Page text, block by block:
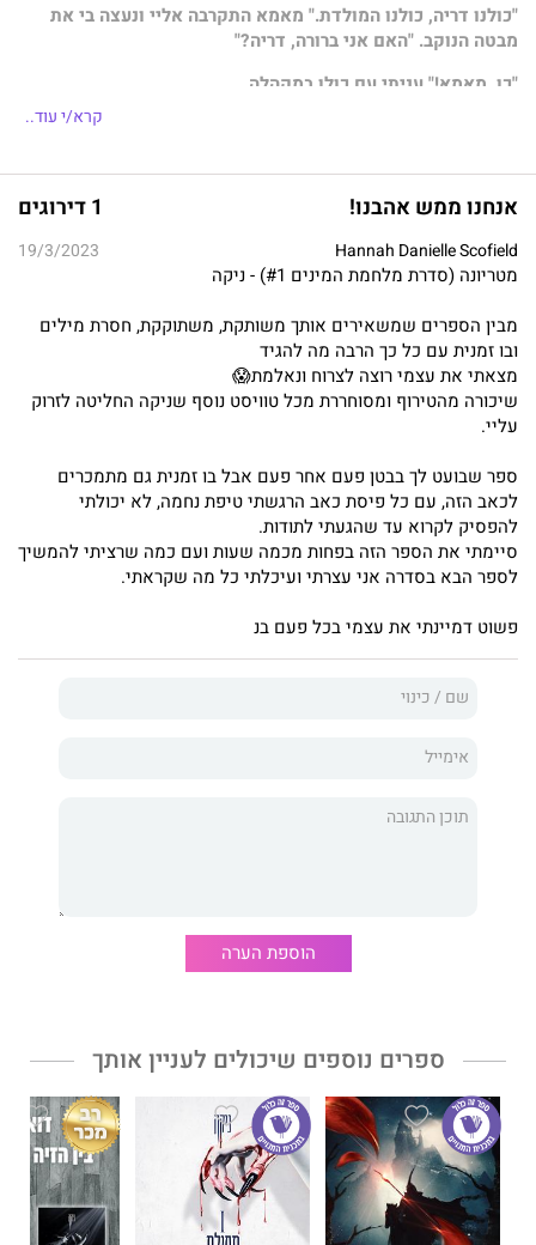
"כולנו דריה, כולנו המולדת." מאמא התקרבה אליי ונעצה בי את
מבטה הנוקב. "האם אני ברורה, דריה?"
"כן, מאמא!" עניתי עם כולן במקהלה.
דריה היא המולדת. אין יותר אני כי כולנו דריה, וכולנו המולדת.
כשהוא הביט בילדה התמימה וחסרת האונים שהייתי, בער בו הצורך
להגן עליי.
מתוך צורך לכבוש אותי. אין לי כל צורך בהגנה שלו, וודאי שאין לי כל
רצון להיכבש על ידו. יש לו את האג'נדה שלו, אבל לי יש את האג'נדה
שלי.
הוא קורא לי צאריצה, מלכה רוסייה, אבל אין לו מושג שאני מלכת
זו לא קלישה, זו המציאות שלי.
מפני שהם יצרו אותי, הם דאגו שאהיה כזאת.
כי אני היא דריה.
מטריונהמאת הסופרתניקההוא הספר הראשון בסדרתמלחמת
המינים. זה רומן פשע ארוטי ששם את הנשים בקדמת הבמה. הספר
זה ספרה החמישי של ניקה, המתמחה בכתיבת פנטזיה ארוטית וכבשה
בין הזיה לפיכחון.
קרא/י עוד..
אנחנו ממש אהבנו! 1 דירוגים
Hannah Danielle Scofield
19/3/2023
מטריונה (סדרת מלחמת המינים #1) - ניקה
מבין הספרים שמשאירים אותך משותקת, משתוקקת, חסרת מילים
ובו זמנית עם כל כך הרבה מה להגיד
מצאתי את עצמי רוצה לצרוח ונאלמת😱
שיכורה מהטירוף ומסוחררת מכל טוויסט נוסף שניקה החליטה לזרוק
עליי.
ספר שבועט לך בבטן פעם אחר פעם אבל בו זמנית גם מתמכרים
לכאב הזה, עם כל פיסת כאב הרגשתי טיפת נחמה, לא יכולתי
להפסיק לקרוא עד שהגעתי לתודות.
סיימתי את הספר הזה בפחות מכמה שעות ועם כמה שרציתי להמשיך
לספר הבא בסדרה אני עצרתי ועיכלתי כל מה שקראתי.
פשוט דמיינתי את עצמי בכל פעם בנ
הוספת הערה
ספרים נוספים שיכולים לעניין אותך